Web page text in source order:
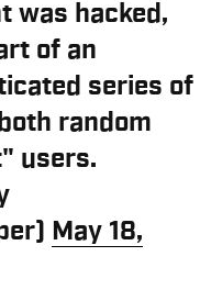
was hacked,
of an
series of
random
users.
May 18,